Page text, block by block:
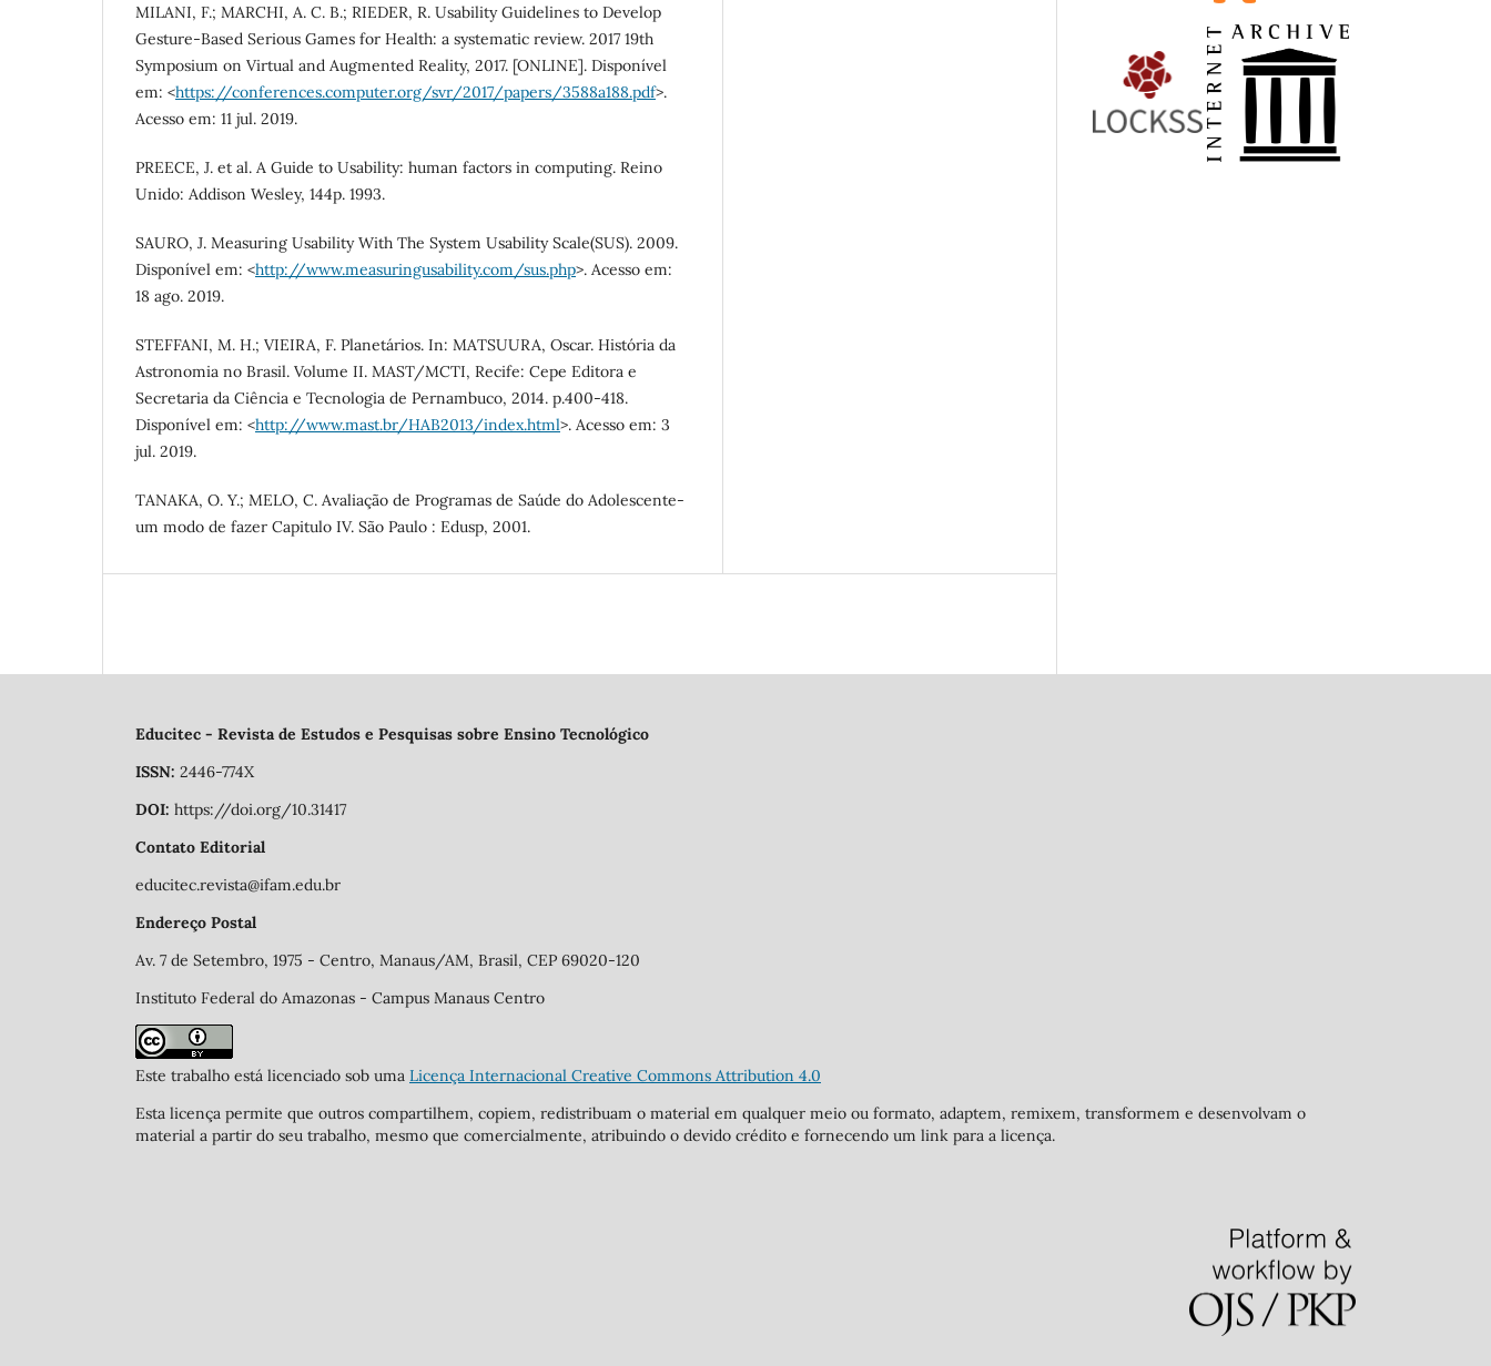
MILANI, F.; MARCHI, A. C. B.; RIEDER, R. Usability Guidelines to Develop
Gesture-Based Serious Games for Health: a systematic review. 2017 19th
Symposium on Virtual and Augmented Reality, 2017. [ONLINE]. Disponível
em: <https://conferences.computer.org/svr/2017/papers/3588a188.pdf>.
Acesso em: 11 jul. 2019.
PREECE, J. et al. A Guide to Usability: human factors in computing. Reino
Unido: Addison Wesley, 144p. 1993.
SAURO, J. Measuring Usability With The System Usability Scale(SUS). 2009.
Disponível em: <http://www.measuringusability.com/sus.php>. Acesso em:
18 ago. 2019.
STEFFANI, M. H.; VIEIRA, F. Planetários. In: MATSUURA, Oscar. História da
Astronomia no Brasil. Volume II. MAST/MCTI, Recife: Cepe Editora e
Secretaria da Ciência e Tecnologia de Pernambuco, 2014. p.400-418.
Disponível em: <http://www.mast.br/HAB2013/index.html>. Acesso em: 3
jul. 2019.
TANAKA, O. Y.; MELO, C. Avaliação de Programas de Saúde do Adolescente-
um modo de fazer Capitulo IV. São Paulo : Edusp, 2001.
Educitec - Revista de Estudos e Pesquisas sobre Ensino Tecnológico
ISSN: 2446-774X
DOI: https://doi.org/10.31417
Contato Editorial
educitec.revista@ifam.edu.br
Endereço Postal
Av. 7 de Setembro, 1975 - Centro, Manaus/AM, Brasil, CEP 69020-120
Instituto Federal do Amazonas - Campus Manaus Centro
Este trabalho está licenciado sob uma Licença Internacional Creative Commons Attribution 4.0
Esta licença permite que outros compartilhem, copiem, redistribuam o material em qualquer meio ou formato, adaptem, remixem, transformem e desenvolvam o
material a partir do seu trabalho, mesmo que comercialmente, atribuindo o devido crédito e fornecendo um link para a licença.